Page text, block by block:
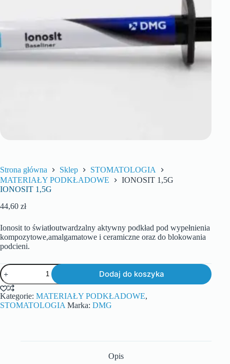
Strona główna Sklep
STOMATOLOGIA
MATERIAŁY PODKŁADOWE
IONOSIT 1,5G
IONOSIT 1,5G
44,60 zł
Ionosit to światłoutwardzalny aktywny podkład pod wypełnienia
kompozytowe,amalgamatowe i ceramiczne oraz do blokowania
podcieni.
Dodaj do koszyka
Kategorie: MATERIAŁY PODKŁADOWE,
STOMATOLOGIA Marka: DMG
Opis